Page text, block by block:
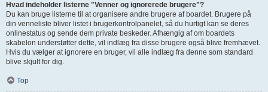
Hvad indeholder listerne "Venner og ignorerede brugere"?
Du kan bruge listerne til at organisere andre brugere af boardet. Brugere på
din venneliste bliver listet i brugerkontrolpanelet, så du hurtigt kan se deres
onlinestatus og sende dem private beskeder. Afhængig af om boardets
skabelon understøtter dette, vil indlæg fra disse brugere også blive fremhævet.
Hvis du vælger at ignorere en bruger, vil alle indlæg fra denne som standard
blive skjult for dig.
Top